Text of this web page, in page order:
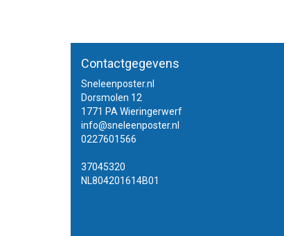
Contactgegevens
Sneleenposter.nl
Dorsmolen 12
1771 PA Wieringerwerf
info@sneleenposter.nl
0227601566
37045320
NL804201614B01